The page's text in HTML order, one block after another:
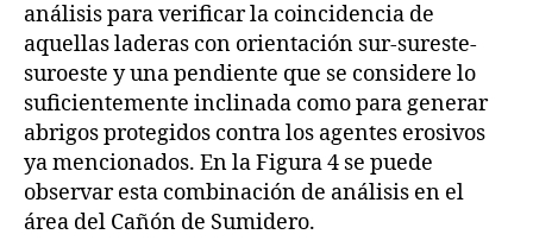
análisis para verificar la coincidencia de
aquellas laderas con orientación sur-sureste-
suroeste y una pendiente que se considere lo
suficientemente inclinada como para generar
abrigos protegidos contra los agentes erosivos
ya mencionados. En la Figura 4 se puede
observar esta combinación de análisis en el
área del Cañón de Sumidero.